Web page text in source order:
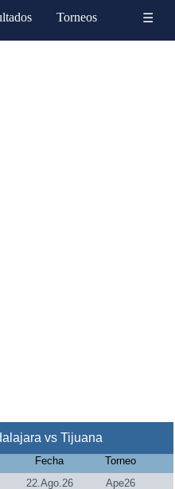
Torneos ☰
vs Tijuana
Fecha
Torneo
22.Ago.26
Ape26